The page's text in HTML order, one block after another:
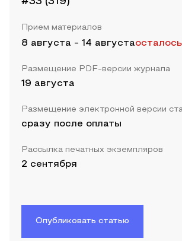
Прием материалов
8 августа - 14 августа
Размещение PDF-версии журнала
19 августа
Размещение электронной версии
сразу после оплаты
Рассылка печатных экземпляров
2 сентября
Опубликовать статью